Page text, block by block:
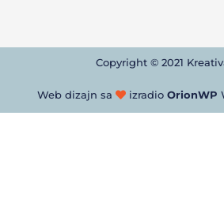
Copyright © 2021
Web dizajn sa izradio OrionWP